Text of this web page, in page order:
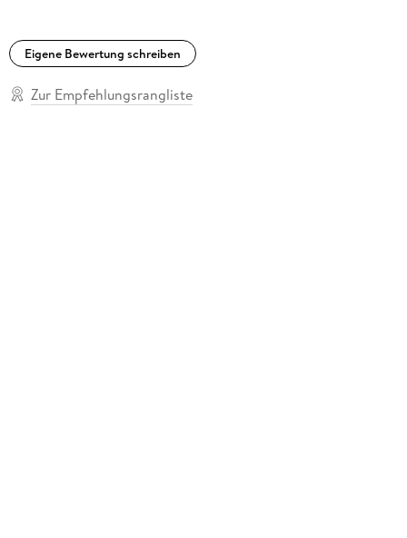
Eigene Bewertung schreiben
Zur Empfehlungsrangliste